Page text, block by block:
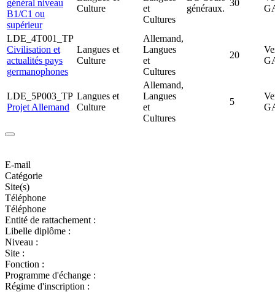
général niveau
B1/C1 ou
supérieur
Culture
et
Cultures
généraux.
30
LDE_4T001_TP
Civilisation et
actualités pays
germanophones
Langues et
Culture
Allemand,
Langues
et
Cultures
20
LDE_5P003_TP
Projet Allemand
Langues et
Culture
Allemand,
Langues
et
Cultures
5
E-mail
Catégorie
Site(s)
Téléphone
Téléphone
Entité de rattachement :
Libelle diplôme :
Niveau :
Site :
Fonction :
Programme d'échange :
Régime d'inscription :